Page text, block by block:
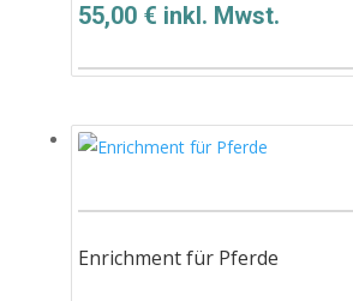
55,00 € inkl. Mwst.
Enrichment für Pferde